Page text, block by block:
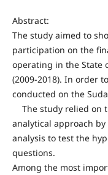
Abstract:
The study aimed to
participation on the
operating in the State
(2009-2018). In order
conducted on the
The study relied on
analytical approach
analysis to test the
questions.
Among the most